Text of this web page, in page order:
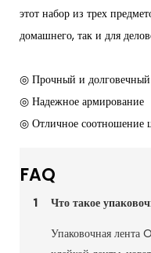
этот набор из трех
домашнего, так и для
◎ Прочный и долговечный
◎ Надежное армирование
◎ Отличное соотношение
FAQ
1 Что такое
Упаковочная лента